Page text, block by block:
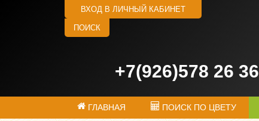
ВХОД В ЛИЧНЫЙ КАБИНЕТ
ПОИСК
+7(926)578 26 36
ГЛАВНАЯ ПОИСК ПО ЦВЕТУ